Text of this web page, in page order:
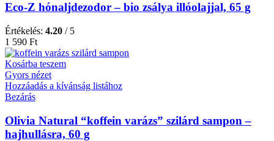
Eco-Z hónaljdezodor – bio zsálya illóolajjal, 65 g
Értékelés: 4.20 / 5
1 590 Ft
Kosárba teszem
Gyors nézet
Hozzáadás a kívánság listához
Bezárás
Olivia Natural “koffein varázs” szilárd sampon –
hajhullásra, 60 g